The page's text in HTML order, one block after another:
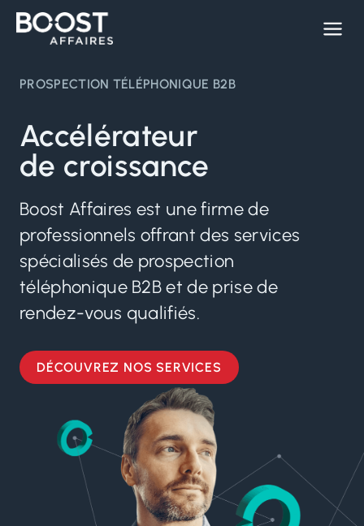
Skip
PROSPECTION TÉLÉPHONIQUE B2B
Accélérateur
de croissance
Boost Affaires est une firme de
professionnels offrant des services
spécialisés de prospection
téléphonique B2B et de prise de
rendez-vous qualifiés.
DÉCOUVREZ NOS SERVICES